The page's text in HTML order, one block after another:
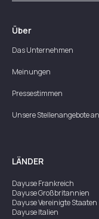
Über
Das Unternehmen
Meinungen
Pressestimmen
Unsere Stellenangebote
LÄNDER
DayuseFrankreich
DayuseGroßbritannien
DayuseVereinigte Staaten
DayuseItalien